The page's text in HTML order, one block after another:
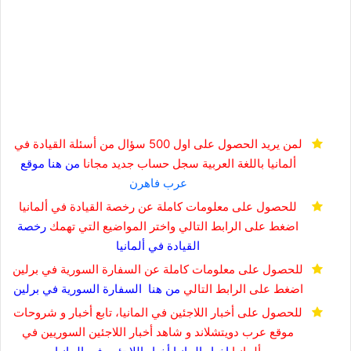
لمن يريد الحصول على اول 500 سؤال من أسئلة القيادة في
ألمانيا باللغة العربية سجل حساب جديد مجانا من هنا موقع
عرب فاهرن
للحصول على معلومات كاملة عن رخصة القيادة في ألمانيا
اضغط على الرابط التالي واختر المواضيع التي تهمك رخصة
القيادة في ألمانيا
للحصول على معلومات كاملة عن السفارة السورية في برلين
اضغط على الرابط التالي من هنا السفارة السورية في برلين
للحصول على أخبار اللاجئين في المانيا، تابع أخبار و شروحات
موقع عرب دويتشلاند و شاهد أخبار اللاجئين السوريين في